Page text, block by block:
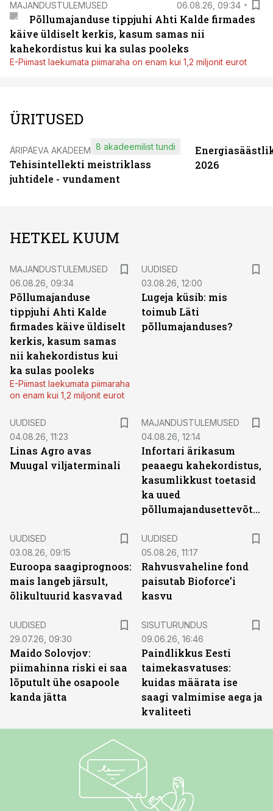
MAJANDUSTULEMUSED 06.08.26, 09:34
Põllumajanduse tippjuhi Ahti Kalde firmades
käive üldiselt kerkis, kasum samas nii
kahekordistus kui ka sulas pooleks
E-Piimast laekumata piimaraha on enam kui 1,2 miljonit eurot
ÜRITUSED
ÄRIPÄEVA AKADEEMIA
Tehisintellekti meistriklass
juhtidele - vundament
8 akadeemilist tundi
2026
HETKEL KUUM
MAJANDUSTULEMUSED
06.08.26, 09:34
Põllumajanduse
tippjuhi Ahti Kalde
firmades käive üldiselt
kerkis, kasum samas
nii kahekordistus kui
ka sulas pooleks
E-Piimast laekumata piimaraha
on enam kui 1,2 miljonit eurot
UUDISED
03.08.26, 12:00
Lugeja küsib: mis
toimub Läti
põllumajanduses?
UUDISED
04.08.26, 11:23
Linas Agro avas
Muugal viljaterminali
MAJANDUSTULEMUSED
04.08.26, 12:14
Infortari ärikasum
peaaegu kahekordistus,
kasumlikkust toetasid
ka uued
põllumajandusettevõtted
UUDISED
03.08.26, 09:15
Euroopa saagiprognoos:
mais langeb järsult,
õlikultuurid kasvavad
UUDISED
05.08.26, 11:17
Rahvusvaheline fond
paisutab Bioforce’i
kasvu
UUDISED
29.07.26, 09:30
Maido Solovjov:
piimahinna riski ei saa
lõputult ühe osapoole
kanda jätta
SISUTURUNDUS
09.06.26, 16:46
Paindlikkus Eesti
taimekasvatuses:
kuidas määrata ise
saagi valmimise aega ja
kvaliteeti